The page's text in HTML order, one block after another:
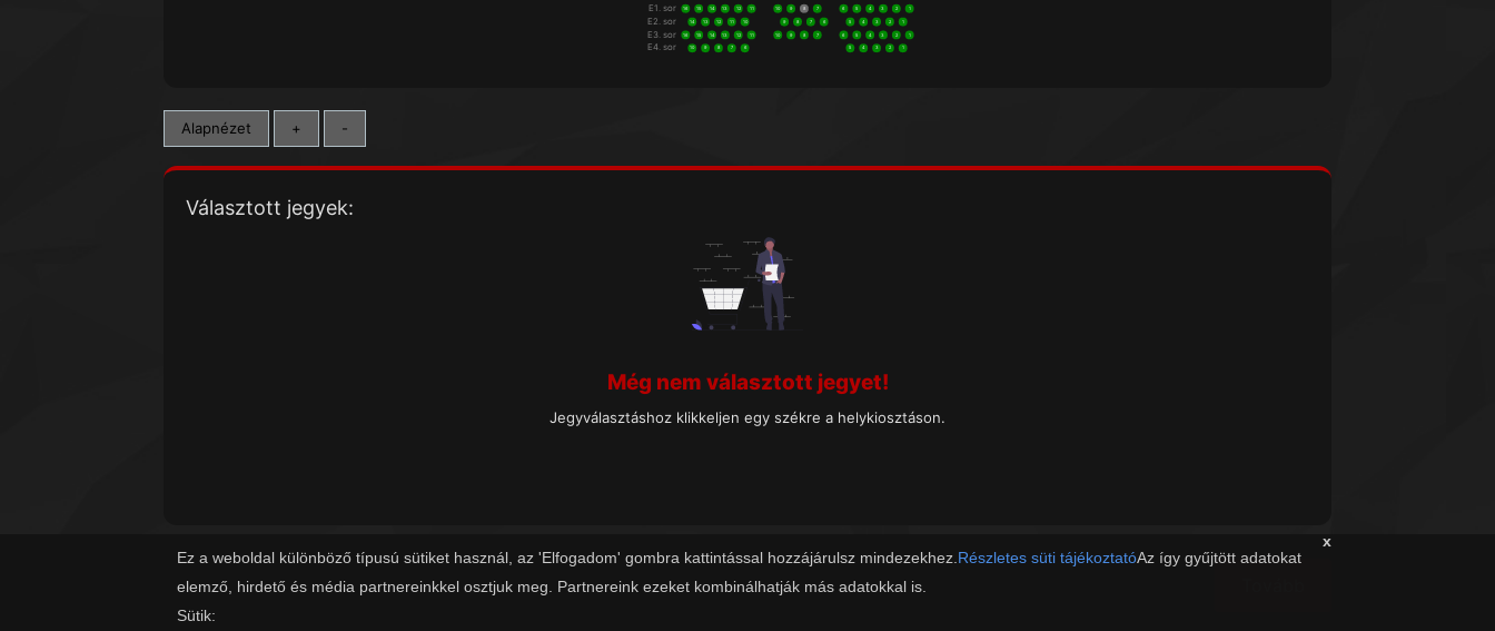
x
Ez a weboldal különböző típusú sütiket használ, az 'Elfogadom' gombra kattintással hozzájárulsz mindezekhez. Részletes süti tájékoztatóAz így gyűjtött adatokat
elemző, hirdető és média partnereinkkel osztjuk meg. Partnereink ezeket kombinálhatják más adatokkal is.
Sütik:
16 15 14 13 12 11 10 9 8 7
E1. sor 6 5 4 3 2 1
14 13 12 11 10 9 8 7 6
E2. sor 5 4 3 2 1
16 15 14 13 12 11 10 9 8 7
E3. sor 6 5 4 3 2 1
10 9 8 7 6
E4. sor 5 4 3 2 1
Alapnézet + -
Választott jegyek:
Még nem választott jegyet!
Jegyválasztáshoz klikkeljen egy székre a helykiosztáson.